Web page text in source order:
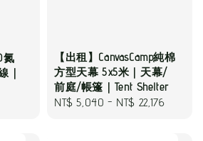
氮
｜
【出租】CanvasCamp純棉
方型天幕 5x5米｜天幕/
前庭/帳篷｜Tent Shelter
Regular
NT$ 5,040 - NT$ 22,176